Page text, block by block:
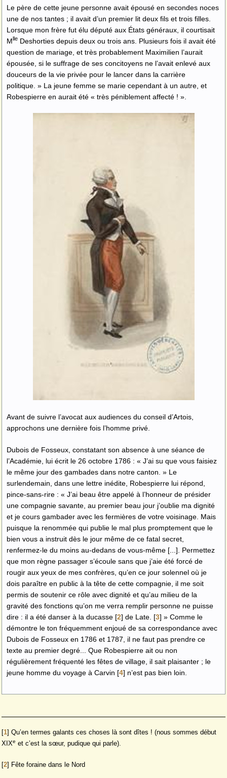
Le père de cette jeune personne avait épousé en secondes noces
une de nos tantes ; il avait d’un premier lit deux fils et trois filles.
Lorsque mon frère fut élu député aux États généraux, il courtisait
M lleDeshorties depuis deux ou trois ans. Plusieurs fois il avait été
question de mariage, et très probablement Maximilien l’aurait
épousée, si le suffrage de ses concitoyens ne l’avait enlevé aux
douceurs de la vie privée pour le lancer dans la carrière
politique. » La jeune femme se marie cependant à un autre, et
Robespierre en aurait été « très péniblement affecté ! ».
Avant de suivre l’avocat aux audiences du conseil d’Artois,
approchons une dernière fois l’homme privé.
Dubois de Fosseux, constatant son absence à une séance de
l’Académie, lui écrit le 26 octobre 1786 : « J’ai su que vous faisiez
le même jour des gambades dans notre canton. » Le
surlendemain, dans une lettre inédite, Robespierre lui répond,
pince-sans-rire : « J’ai beau être appelé à l’honneur de présider
une compagnie savante, au premier beau jour j’oublie ma dignité
et je cours gambader avec les fermières de votre voisinage. Mais
puisque la renommée qui publie le mal plus promptement que le
bien vous a instruit dès le jour même de ce fatal secret,
renfermez-le du moins au-dedans de vous-même [...]. Permettez
que mon règne passager s’écoule sans que j’aie été forcé de
rougir aux yeux de mes confrères, qu’en ce jour solennel où je
dois paraître en public à la tête de cette compagnie, il me soit
permis de soutenir ce rôle avec dignité et qu’au milieu de la
gravité des fonctions qu’on me verra remplir personne ne puisse
dire : il a été danser à la ducasse[2] de Late. [3] » Comme le
démontre le ton fréquemment enjoué de sa correspondance avec
Dubois de Fosseux en 1786 et 1787, il ne faut pas prendre ce
texte au premier degré... Que Robespierre ait ou non
régulièrement fréquenté les fêtes de village, il sait plaisanter ; le
jeune homme du voyage à Carvin [4] n’est pas bien loin.
[1] Qu’en termes galants ces choses là sont dîtes ! (nous sommes début
XIXe et c’est la sœur, pudique qui parle).
[2] Fête foraine dans le Nord